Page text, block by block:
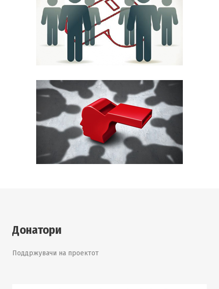
Донатори
Поддржувачи на проектот